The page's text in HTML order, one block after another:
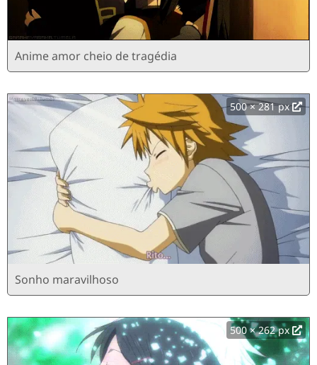
Anime amor cheio de tragédia
500 × 281 px
Sonho maravilhoso
500 × 262 px